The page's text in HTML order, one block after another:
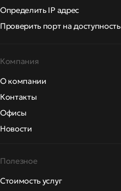
Определить IP адрес
Проверить порт на доступность
Компания
О компании
Контакты
Офисы
Новости
Полезное
Стоимость услуг